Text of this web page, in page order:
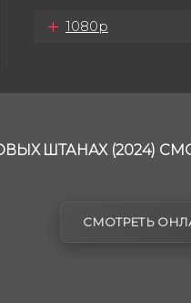
1080p
ШТАНАХ (2024)
СМОТРЕТЬ